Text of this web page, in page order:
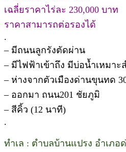
เฉลี่ยราคาไร่ละ 230,000 บาท
ราคาสามารถต่อรองได้
.
– มีถนนลูกรังตัดผ่าน
– มีไฟฟ้าเข้าถึง มีบ่อน้ำเหมาะ
– ห่างจากตัวเมืองด่านขุนทด
– ออกมา ถนน201 ชัยภูมิ
– สีคิ้ว (12 นาที)
.
ทำเล : ตำบลบ้านแปรง อำเภ